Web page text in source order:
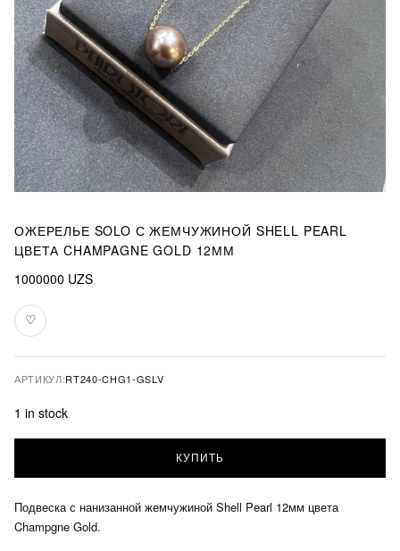
ОЖЕРЕЛЬЕ SOLO С ЖЕМЧУЖИНОЙ SHELL PEARL
ЦВЕТА CHAMPAGNE GOLD 12ММ
1000000 UZS
♡
В
избранное
АРТИКУЛ:RT240-CHG1-GSLV
1 in stock
жемчужиной
Shell
КУПИТЬ
Подвеска с нанизанной жемчужиной Shell Pearl 12мм цвета
Champgne Gold.